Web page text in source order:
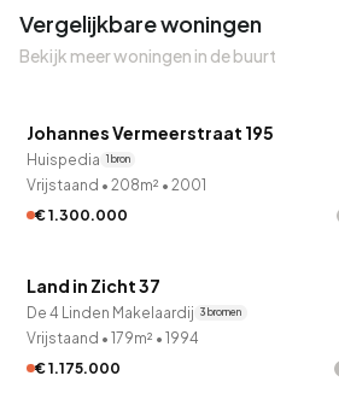
Vergelijkbare woningen
Bekijk meer woningen in de buurt
Johannes Vermeerstraat 195
Huispedia 1 bron
Vrijstaand • 208m² • 2001
€ 1.300.000
QUICKLANE™
Land in Zicht 37
De 4 Linden Makelaardij 3 bronnen
Vrijstaand • 179m² • 1994
€ 1.175.000QUICKLANE™